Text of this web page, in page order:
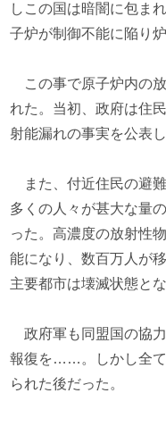
しこの国は暗闇に包ま
子炉が制御不能に陥り
この事で原子炉内の
れた。当初、政府は住
射能漏れの事実を公表し
また、付近住民の避難
多くの人々が甚大な量
った。高濃度の放射性
能になり、数百万人が
主要都市は壊滅状態とな
政府軍も同盟国の協
報復を……。しかし全て
られた後だった。